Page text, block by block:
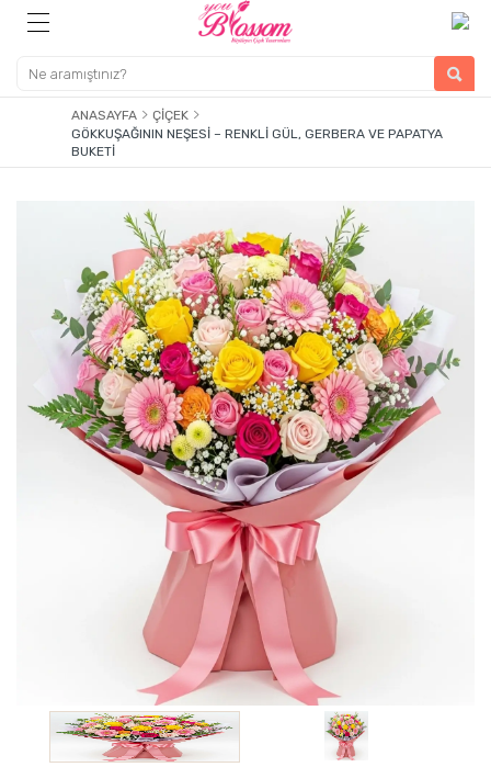
ANASAYFA
ÇIÇEK
GÖKKUŞAĞININ NEŞESI – RENKLI GÜL, GERBERA VE PAPATYA
BUKETI